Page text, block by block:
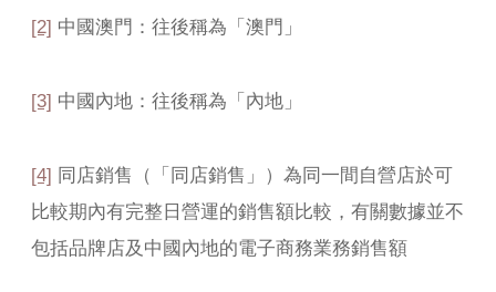
[2] 中國澳門：往後稱為「澳門」
[3] 中國內地：往後稱為「內地」
[4] 同店銷售（「同店銷售」）為同一間自營店於可
比較期內有完整日營運的銷售額比較，有關數據並不
包括品牌店及中國內地的電子商務業務銷售額